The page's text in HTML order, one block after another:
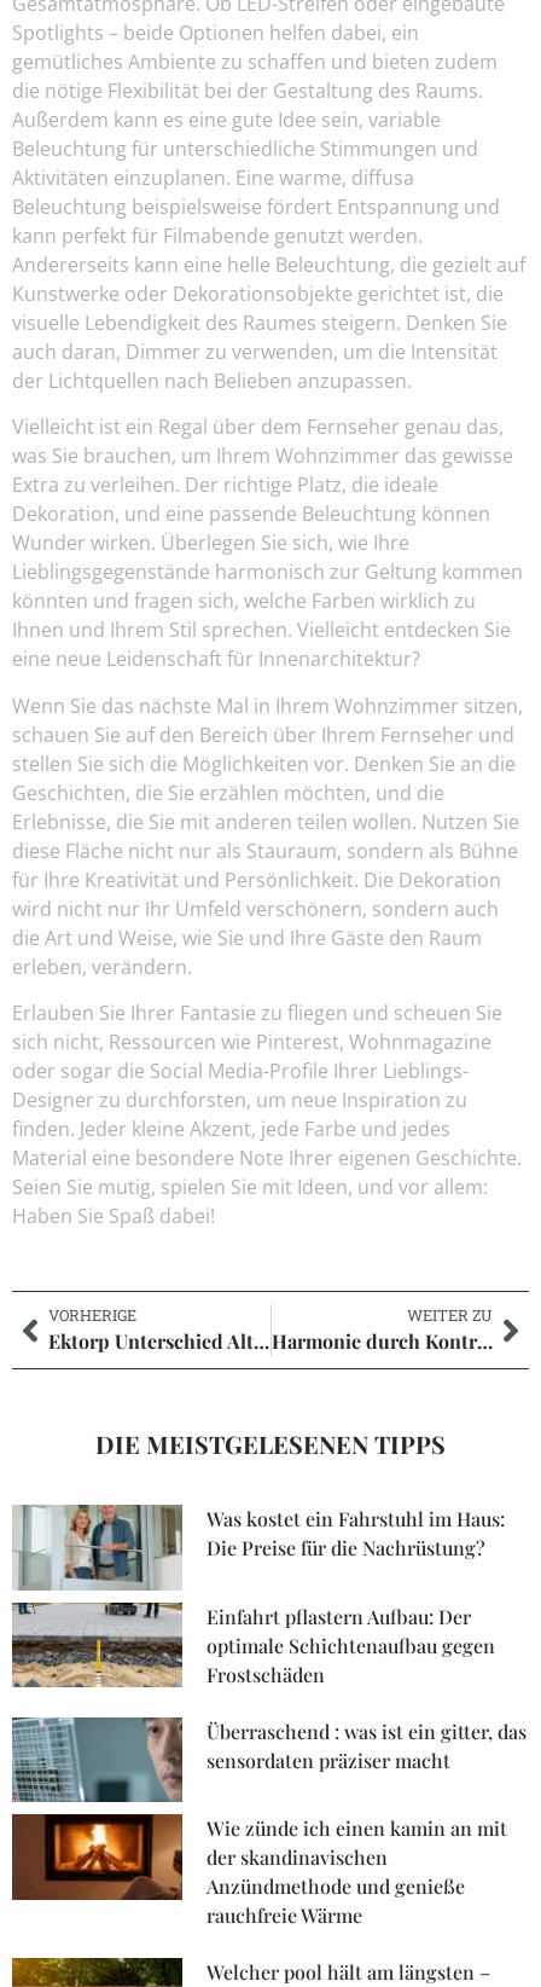
Spotlights – beide Optionen helfen dabei, ein
gemütliches Ambiente zu schaffen und bieten zudem
die nötige Flexibilität bei der Gestaltung des Raums.
Außerdem kann es eine gute Idee sein, variable
Beleuchtung für unterschiedliche Stimmungen und
Aktivitäten einzuplanen. Eine warme, diffusa
Beleuchtung beispielsweise fördert Entspannung und
kann perfekt für Filmabende genutzt werden.
Andererseits kann eine helle Beleuchtung, die gezielt auf
Kunstwerke oder Dekorationsobjekte gerichtet ist, die
visuelle Lebendigkeit des Raumes steigern. Denken Sie
auch daran, Dimmer zu verwenden, um die Intensität
der Lichtquellen nach Belieben anzupassen.
Vielleicht ist ein Regal über dem Fernseher genau das,
was Sie brauchen, um Ihrem Wohnzimmer das gewisse
Extra zu verleihen. Der richtige Platz, die ideale
Dekoration, und eine passende Beleuchtung können
Wunder wirken. Überlegen Sie sich, wie Ihre
Lieblingsgegenstände harmonisch zur Geltung kommen
könnten und fragen sich, welche Farben wirklich zu
Ihnen und Ihrem Stil sprechen. Vielleicht entdecken Sie
eine neue Leidenschaft für Innenarchitektur?
Wenn Sie das nächste Mal in Ihrem Wohnzimmer sitzen,
schauen Sie auf den Bereich über Ihrem Fernseher und
stellen Sie sich die Möglichkeiten vor. Denken Sie an die
Geschichten, die Sie erzählen möchten, und die
Erlebnisse, die Sie mit anderen teilen wollen. Nutzen Sie
diese Fläche nicht nur als Stauraum, sondern als Bühne
für Ihre Kreativität und Persönlichkeit. Die Dekoration
wird nicht nur Ihr Umfeld verschönern, sondern auch
die Art und Weise, wie Sie und Ihre Gäste den Raum
erleben, verändern.
Erlauben Sie Ihrer Fantasie zu fliegen und scheuen Sie
sich nicht, Ressourcen wie Pinterest, Wohnmagazine
oder sogar die Social Media-Profile Ihrer Lieblings-
Designer zu durchforsten, um neue Inspiration zu
finden. Jeder kleine Akzent, jede Farbe und jedes
Material eine besondere Note Ihrer eigenen Geschichte.
Seien Sie mutig, spielen Sie mit Ideen, und vor allem:
Haben Sie Spaß dabei!
VORHERIGE
Ektorp Unterschied Altes und Neues Modell: Möbelgeschichte neu erleben
WEITER ZU
Harmonie durch Kontrast : warum ein haus graue fassade weiße fenster modernität verkörpert
DIE MEISTGELESENEN TIPPS
Was kostet ein Fahrstuhl im Haus:
Die Preise für die Nachrüstung?
Einfahrt pflastern Aufbau: Der
optimale Schichtenaufbau gegen
Frostschäden
Überraschend : was ist ein gitter, das
sensordaten präziser macht
Wie zünde ich einen kamin an mit
der skandinavischen
Anzündmethode und genieße
rauchfreie Wärme
Welcher pool hält am längsten –